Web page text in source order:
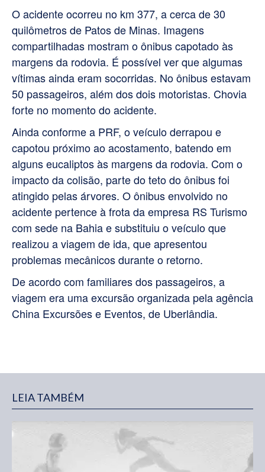
O acidente ocorreu no km 377, a cerca de 30
quilômetros de Patos de Minas. Imagens
compartilhadas mostram o ônibus capotado às
margens da rodovia. É possível ver que algumas
vítimas ainda eram socorridas. No ônibus estavam
50 passageiros, além dos dois motoristas. Chovia
forte no momento do acidente.
Ainda conforme a PRF, o veículo derrapou e
capotou próximo ao acostamento, batendo em
alguns eucaliptos às margens da rodovia. Com o
impacto da colisão, parte do teto do ônibus foi
atingido pelas árvores. O ônibus envolvido no
acidente pertence à frota da empresa RS Turismo
com sede na Bahia e substituiu o veículo que
realizou a viagem de ida, que apresentou
problemas mecânicos durante o retorno.
De acordo com familiares dos passageiros, a
viagem era uma excursão organizada pela agência
China Excursões e Eventos, de Uberlândia.
LEIA TAMBÉM